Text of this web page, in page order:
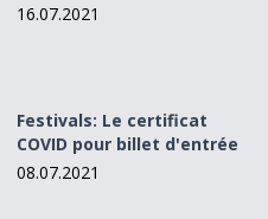
16.07.2021
pour billet d&#039;entrée
Festivals: Le certificat
COVID pour billet d'entrée
08.07.2021